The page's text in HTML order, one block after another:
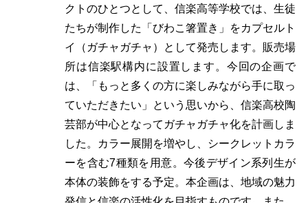
クトのひとつとして、信楽高等学校では、生徒
たちが制作した「びわこ箸置き」をカプセルト
イ（ガチャガチャ）として発売します。販売場
所は信楽駅構内に設置します。 今回の企画で
は、「もっと多くの方に楽しみながら手に取っ
ていただきたい」という思いから、信楽高校陶
芸部が中心となってガチャガチャ化を計画しま
した。カラー展開を増やし、シークレットカラ
ーを含む7種類を用意。今後デザイン系列生が
本体の装飾をする予定。 本企画は、地域の魅力